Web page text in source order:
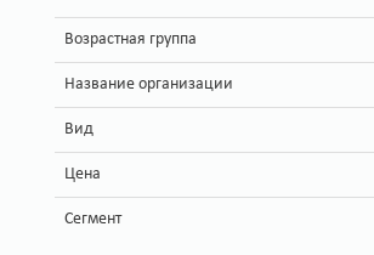
Возрастная группа
Название организации
Вид
Цена
Сегмент